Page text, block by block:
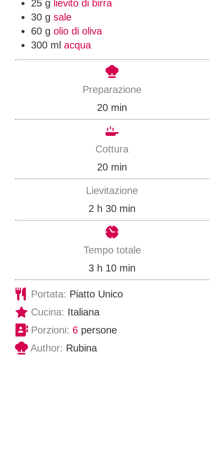
25 g lievito di birra
30 g sale
60 g olio di oliva
300 ml acqua
Preparazione
20m
i
t
i
min
Cottura
20m
n
u
t
i
min
Lievitazione
2 oh 30m
i
t
i
min
Tempo totale
3oh 10mmin
Portata: Piatto Unico
Cucina: Italiana
Porzioni: 6 persone
Author: Rubina